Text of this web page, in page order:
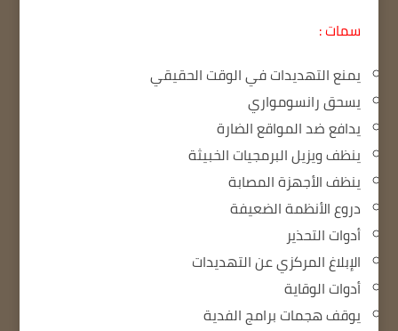
سمات :
يمنع التهديدات في الوقت الحقيقي
يسحق رانسومواري
يدافع ضد المواقع الضارة
ينظف ويزيل البرمجيات الخبيثة
ينظف الأجهزة المصابة
دروع الأنظمة الضعيفة
أدوات التحذير
الإبلاغ المركزي عن التهديدات
أدوات الوقاية
يوقف هجمات برامج الفدية